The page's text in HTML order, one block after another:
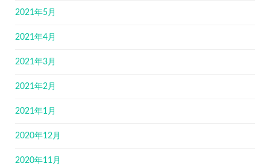
2021年5月
2021年4月
2021年3月
2021年2月
2021年1月
2020年12月
2020年11月